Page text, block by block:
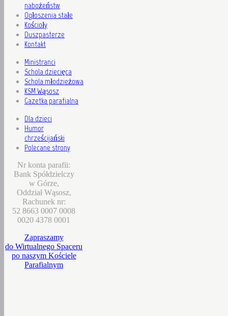
nabożeństw
Ogłoszenia stałe
Kościoły
Duszpasterze
Kontakt
Ministranci
Schola dziecięca
Schola młodzieżowa
KSM Wąsosz
Gazetka parafialna
Dla dzieci
Humor
chrześcijański
Polecane strony
Nr konta parafii:
Bank Spółdzielczy
w Górze,
Oddział Wąsosz,
Rachunek nr:
52 8663 0007 0008
0020 4378 0001
Zapraszamy
do Wirtualnego Spaceru
po naszym Kościele
Parafialnym